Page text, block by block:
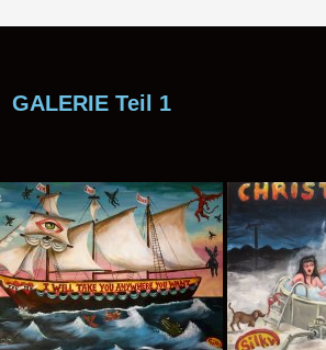
GALERIE Teil 1